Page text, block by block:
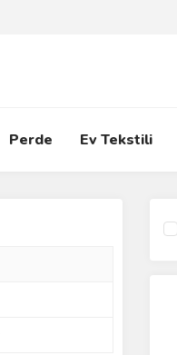
Perde Ev Tekstili